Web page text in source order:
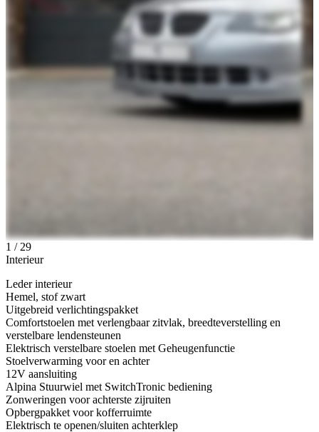
1 / 29
Interieur
Leder interieur
Hemel, stof zwart
Uitgebreid verlichtingspakket
Comfortstoelen met verlengbaar zitvlak, breedteverstelling en
verstelbare lendensteunen
Elektrisch verstelbare stoelen met Geheugenfunctie
Stoelverwarming voor en achter
12V aansluiting
Alpina Stuurwiel met SwitchTronic bediening
Zonweringen voor achterste zijruiten
Opbergpakket voor kofferruimte
Elektrisch te openen/sluiten achterklep